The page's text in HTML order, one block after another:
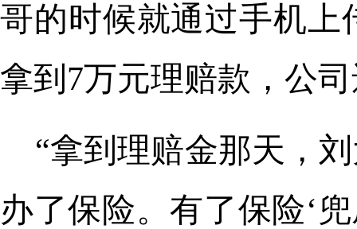
哥的时候就通过手机上
拿到7万元理赔款，公
“拿到理赔金那天，
办了保险。有了保险‘